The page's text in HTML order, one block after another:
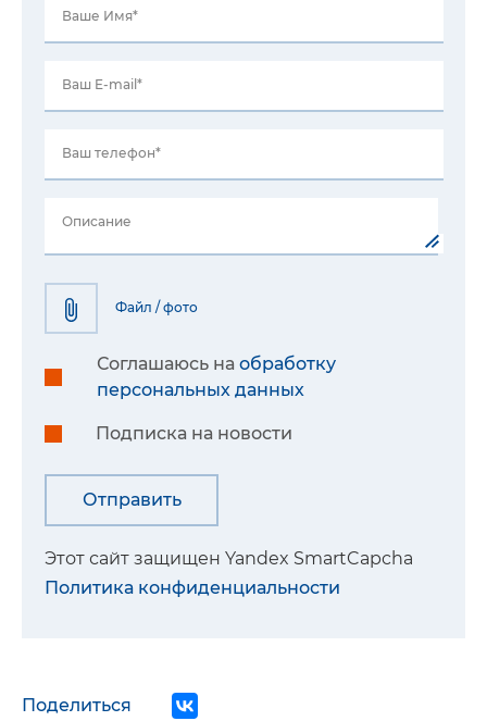
Ваше Имя*
Ваш E-mail*
Ваш телефон*
Описание
Файл / фото
Соглашаюсь на обработку
персональных данных
Подписка на новости
Этот сайт защищен Yandex SmartCapcha
Политика конфиденциальности
Поделиться